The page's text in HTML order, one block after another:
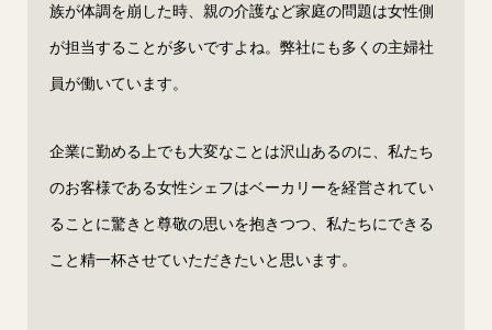
族が体調を崩した時、親の介護など家庭の問題は女性側
が担当することが多いですよね。弊社にも多くの主婦社
員が働いています。
企業に勤める上でも大変なことは沢山あるのに、私たち
のお客様である女性シェフはベーカリーを経営されてい
ることに驚きと尊敬の思いを抱きつつ、私たちにできる
こと精一杯させていただきたいと思います。